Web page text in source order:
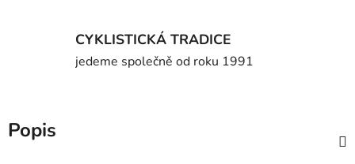
CYKLISTICKÁ TRADICE
jedeme společně od roku 1991
Popis